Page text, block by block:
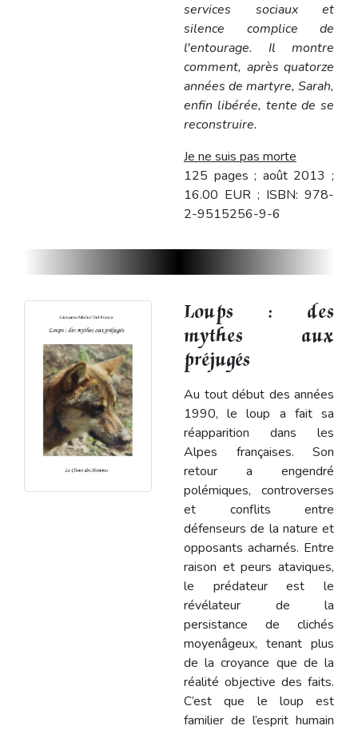
services sociaux et
silence complice de
l'entourage. Il montre
comment, après quatorze
années de martyre, Sarah,
enfin libérée, tente de se
reconstruire.
Je ne suis pas morte
125 pages ; août 2013 ;
16.00 EUR ; ISBN: 978-
2-9515256-9-6
Loups : des
mythes aux
préjugés
Au tout début des années
1990, le loup a fait sa
réapparition dans les
Alpes françaises. Son
retour a engendré
polémiques, controverses
et conflits entre
défenseurs de la nature et
opposants acharnés. Entre
raison et peurs ataviques,
le prédateur est le
révélateur de la
persistance de clichés
moyenâgeux, tenant plus
de la croyance que de la
réalité objective des faits.
C’est que le loup est
familier de l’esprit humain